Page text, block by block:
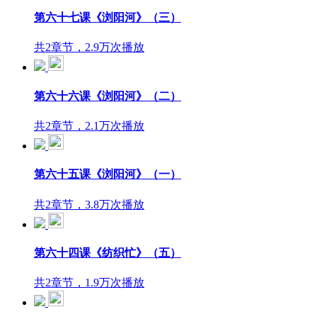
第六十七课《浏阳河》（三）
共2章节，2.9万次播放
第六十六课《浏阳河》（二）
共2章节，2.1万次播放
第六十五课《浏阳河》（一）
共2章节，3.8万次播放
第六十四课《纺织忙》（五）
共2章节，1.9万次播放